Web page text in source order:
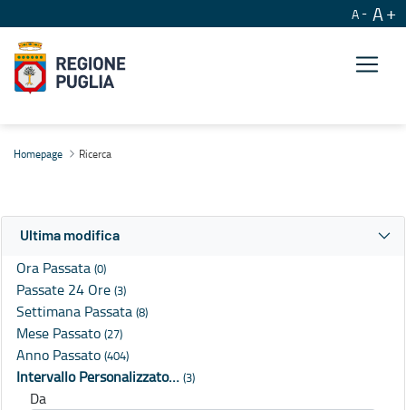
A A
Homepage Ricerca
Ultima modifica
Ora Passata (0)
Passate 24 Ore (3)
Settimana Passata (8)
Mese Passato (27)
Anno Passato (404)
Intervallo Personalizzato… (3)
Da